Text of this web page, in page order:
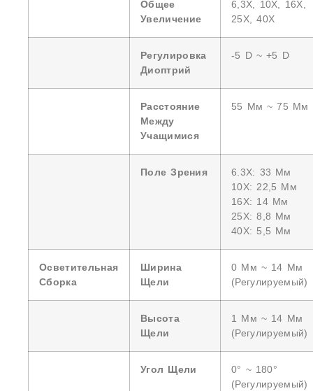
Общее
Увеличение
6,3X, 10X, 16X,
25X, 40X
Регулировка
Диоптрий
-5 D ~ +5 D
Расстояние
Между
Учащимися
55 Мм ~ 75 Мм
Поле Зрения
6.3X: 33 Мм
10X: 22,5 Мм
16X: 14 Мм
25X: 8,8 Мм
40X: 5,5 Мм
Осветительная
Сборка
Ширина
Щели
0 Мм ~ 14 Мм
(регулируемый)
Высота
Щели
1 Мм ~ 14 Мм
(регулируемый)
Угол Щели
0° ~ 180°
(регулируемый)